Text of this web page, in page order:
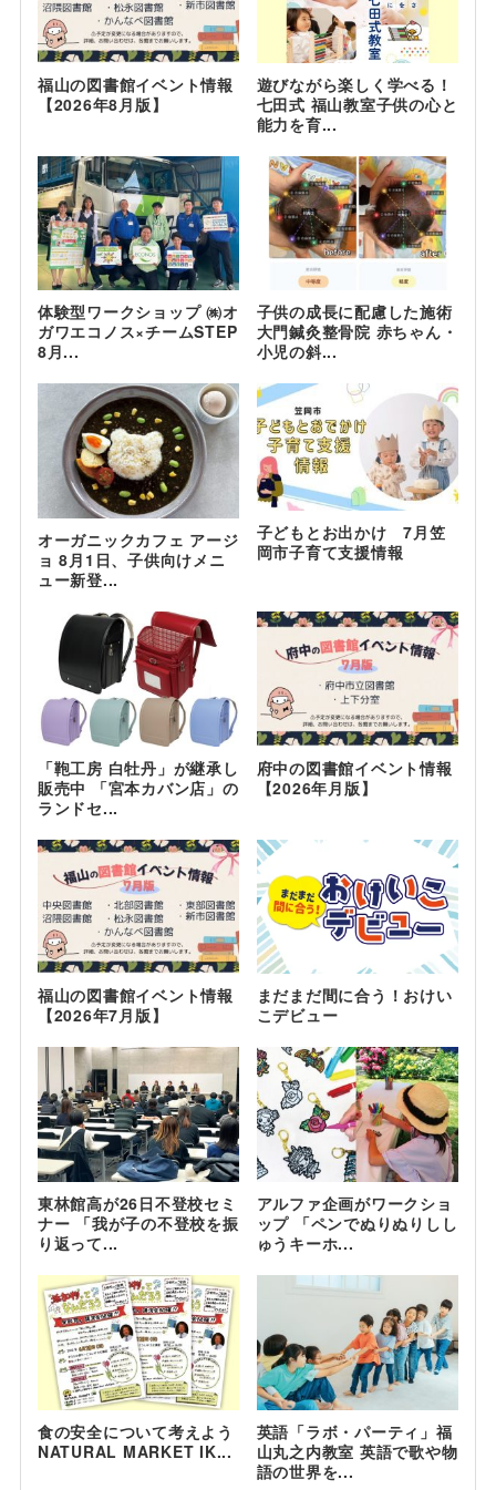
福山の図書館イベント情報
【2026年8月版】
遊びながら楽しく学べる！
七田式 福山教室子供の心と
能力を育...
体験型ワークショップ ㈱オ
ガワエコノス×チームSTEP
8月...
子供の成長に配慮した施術
大門鍼灸整骨院 赤ちゃん・
小児の斜...
オーガニックカフェ アージ
ョ 8月1日、子供向けメニ
ュー新登...
子どもとお出かけ 7月笠
岡市子育て支援情報
「鞄工房 白牡丹」が継承し
販売中 「宮本カバン店」の
ランドセ...
府中の図書館イベント情報
【2026年月版】
福山の図書館イベント情報
【2026年7月版】
まだまだ間に合う！おけい
こデビュー
東林館高が26日不登校セミ
ナー 「我が子の不登校を振
り返って...
アルファ企画がワークショ
ップ 「ペンでぬりぬりしし
ゅうキーホ...
食の安全について考えよう
NATURAL MARKET IK...
英語「ラボ・パーティ」福
山丸之内教室 英語で歌や物
語の世界を...